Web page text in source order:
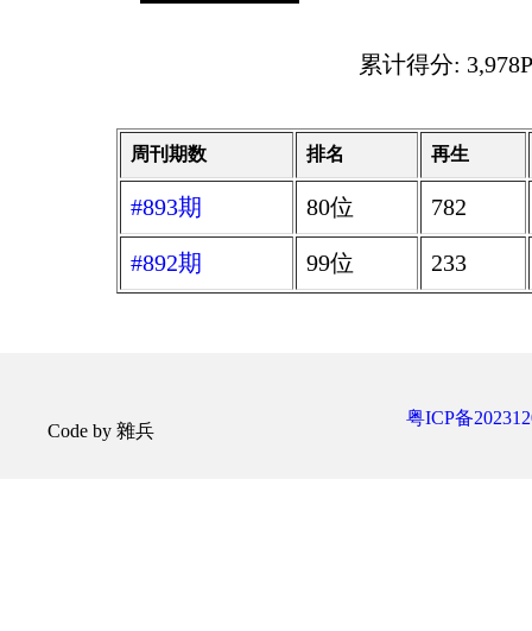
累计得分:
周刊期数 排名 再生
#893期 80位 782
#892期 99位 233
Code by 雜兵
粤ICP备